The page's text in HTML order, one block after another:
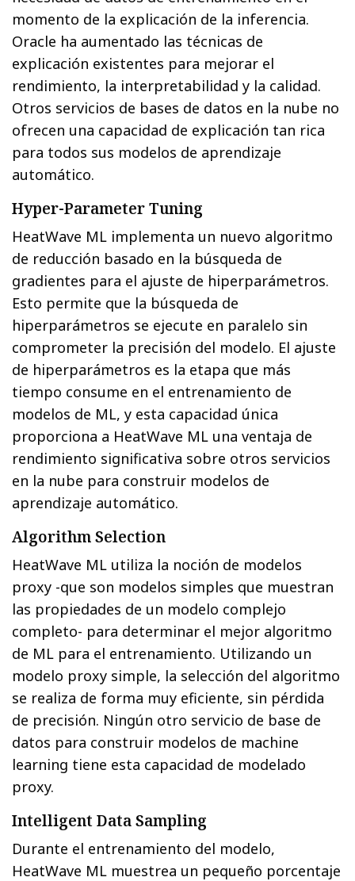
momento de la explicación de la inferencia.
Oracle ha aumentado las técnicas de
explicación existentes para mejorar el
rendimiento, la interpretabilidad y la calidad.
Otros servicios de bases de datos en la nube no
ofrecen una capacidad de explicación tan rica
para todos sus modelos de aprendizaje
automático.
Hyper-Parameter Tuning
HeatWave ML implementa un nuevo algoritmo
de reducción basado en la búsqueda de
gradientes para el ajuste de hiperparámetros.
Esto permite que la búsqueda de
hiperparámetros se ejecute en paralelo sin
comprometer la precisión del modelo. El ajuste
de hiperparámetros es la etapa que más
tiempo consume en el entrenamiento de
modelos de ML, y esta capacidad única
proporciona a HeatWave ML una ventaja de
rendimiento significativa sobre otros servicios
en la nube para construir modelos de
aprendizaje automático.
Algorithm Selection
HeatWave ML utiliza la noción de modelos
proxy -que son modelos simples que muestran
las propiedades de un modelo complejo
completo- para determinar el mejor algoritmo
de ML para el entrenamiento. Utilizando un
modelo proxy simple, la selección del algoritmo
se realiza de forma muy eficiente, sin pérdida
de precisión. Ningún otro servicio de base de
datos para construir modelos de machine
learning tiene esta capacidad de modelado
proxy.
Intelligent Data Sampling
Durante el entrenamiento del modelo,
HeatWave ML muestrea un pequeño porcentaje